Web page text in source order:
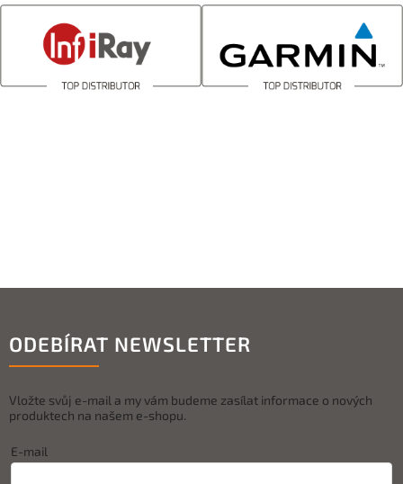
ODEBÍRAT NEWSLETTER
Vložte svůj e-mail a my vám budeme zasílat informace o nových
produktech na našem e-shopu.
E-mail